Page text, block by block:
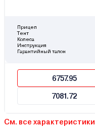
Прицеп
Тент
Колеса
Инструкция
Гарантийный талон
6757.95
7081.72
См. все характеристики